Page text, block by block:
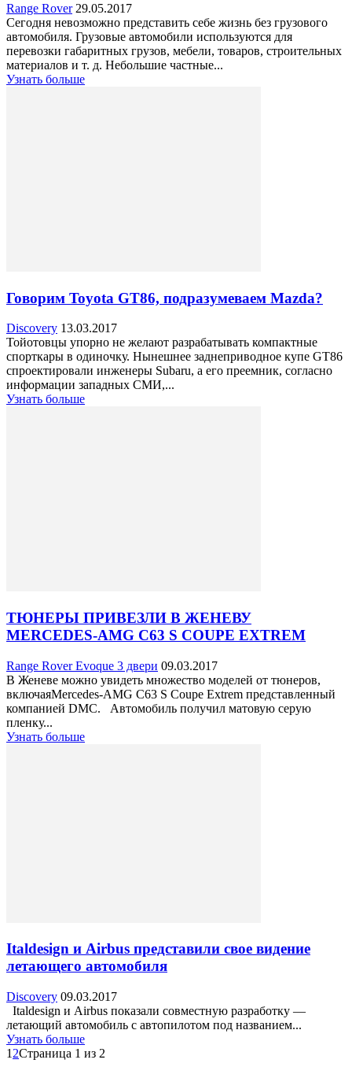
Range Rover 29.05.2017
Сегодня невозможно представить себе жизнь без грузового
автомобиля. Грузовые автомобили используются для
перевозки габаритных грузов, мебели, товаров, строительных
материалов и т. д. Небольшие частные...
Узнать больше
Говорим Toyota GT86, подразумеваем Mazda?
Discovery 13.03.2017
Тойотовцы упорно не желают разрабатывать компактные
спорткары в одиночку. Нынешнее заднеприводное купе GT86
спроектировали инженеры Subaru, а его преемник, согласно
информации западных СМИ,...
Узнать больше
ТЮНЕРЫ ПРИВЕЗЛИ В ЖЕНЕВУ
MERCEDES-AMG C63 S COUPE EXTREM
Range Rover Evoque 3 двери 09.03.2017
В Женеве можно увидеть множество моделей от тюнеров,
включаяMercedes-AMG C63 S Coupe Extrem представленный
компанией DMC. Автомобиль получил матовую серую
пленку...
Узнать больше
Italdesign и Airbus представили свое видение
летающего автомобиля
Discovery 09.03.2017
Italdesign и Airbus показали совместную разработку —
летающий автомобиль с автопилотом под названием...
Узнать больше
1 2Страница 1 из 2